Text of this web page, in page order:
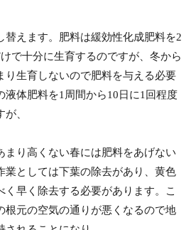
替えます。肥料は緩効性化成肥料を2
で十分に生育するのですが、冬から
り生育しないので肥料を与える必要
液体肥料を1周間から10日に1回程度
、
まり高くない春には肥料をあげない
業としては下葉の除去があり、黄色
く早く除去する必要があります。こ
根元の空気の通りが悪くなるので地